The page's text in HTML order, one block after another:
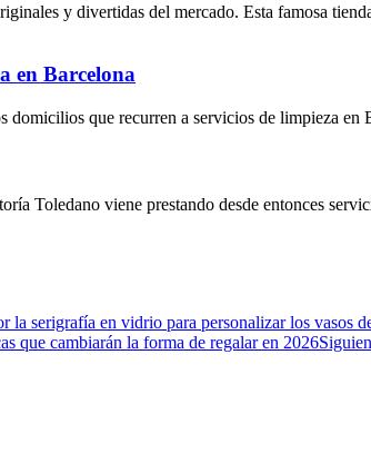
y divertidas del mercado. Esta famosa
en Barcelona
domicilios que recurren a servicios de limpieza
Toledano viene prestando desde entonces
la serigrafía en vidrio para personalizar los vasos
que cambiarán la forma de regalar en 2026